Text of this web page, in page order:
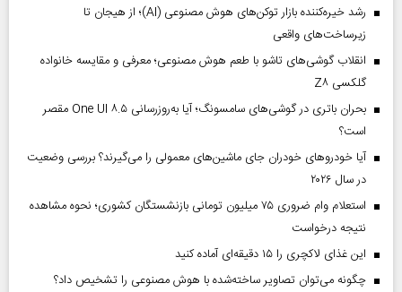
رشد خیره‌کننده بازار توکن‌های هوش مصنوعی (AI)؛ از هیجان تا
زیرساخت‌های واقعی
انقلاب گوشی‌های تاشو‌ با طعم هوش مصنوعی؛ معرفی و مقایسه خانواده
گلکسی Z۸
بحران باتری در گوشی‌های سامسونگ؛ آیا به‌روزرسانی One UI ۸.۵ مقصر
است؟
آیا خودروهای خودران جای ماشین‌های معمولی را می‌گیرند؟ بررسی وضعیت
در سال ۲۰۲۶
استعلام وام ضروری ۷۵ میلیون تومانی بازنشستگان کشوری؛ نحوه مشاهده
نتیجه درخواست
این غذای لاکچری را ۱۵ دقیقه‌ای آماده کنید
چگونه می‌توان تصاویر ساخته‌شده با هوش مصنوعی را تشخیص داد؟